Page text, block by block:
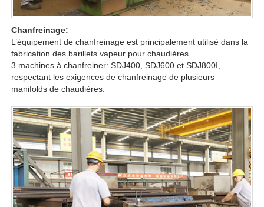
Chanfreinage:
L’équipement de chanfreinage est principalement utilisé dans la
fabrication des barillets vapeur pour chaudières.
3 machines à chanfreiner: SDJ400, SDJ600 et SDJ800I,
respectant les exigences de chanfreinage de plusieurs
manifolds de chaudières.